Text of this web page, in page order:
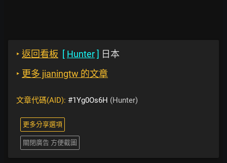
‣ 返回看板 [ Hunter] 日本
‣ 更多 jianingtw 的文章
文章代碼(AID): #1Yg0Os6H (Hunter)
更多分享選項
關閉廣告 方便截圖